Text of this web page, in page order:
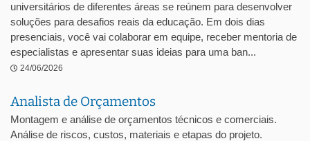
universitários de diferentes áreas se reúnem para desenvolver
soluções para desafios reais da educação. Em dois dias
presenciais, você vai colaborar em equipe, receber mentoria de
especialistas e apresentar suas ideias para uma ban...
24/06/2026
Analista de Orçamentos
Montagem e análise de orçamentos técnicos e comerciais.
Análise de riscos, custos, materiais e etapas do projeto.